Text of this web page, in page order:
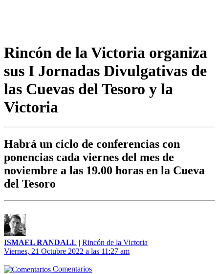
Rincón de la Victoria organiza
sus I Jornadas Divulgativas de
las Cuevas del Tesoro y la
Victoria
Habrá un ciclo de conferencias con
ponencias cada viernes del mes de
noviembre a las 19.00 horas en la Cueva
del Tesoro
ISMAEL RANDALL | Rincón de la Victoria
Viernes, 21 Octubre 2022 a las 11:27 am
Comentarios